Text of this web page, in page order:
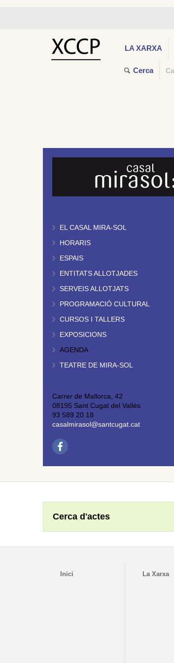
LA XARXA
Cerca
EL CASAL MIRA-SOL
HORARIS
ESPAIS
ENTITATS ALLOTJADES
SERVEIS ALLOTJATS
PROGRAMACIÓ CULTURAL
CURSOS I TALLERS
EXPOSICIONS
AGENDA
TEATRE DE MIRA-SOL
Carrer de Mallorca, 42
08195 Sant Cugat del Vallès
93 589 20 18
casalmirasol@santcugat.cat
Cerca d'actes
Inici La Xarxa